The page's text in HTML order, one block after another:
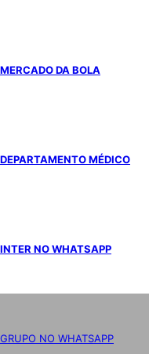
MERCADO DA BOLA
DEPARTAMENTO MÉDICO
INTER NO WHATSAPP
GRUPO NO WHATSAPP